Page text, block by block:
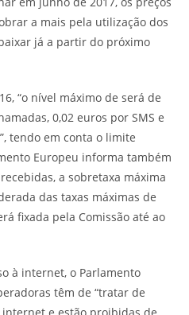
a mais pela utilização dos
já a partir do próximo
“o nível máximo de será de
0,02 euros por SMS e
tendo em conta o limite
Europeu informa também
a sobretaxa máxima
das taxas máximas de
fixada pela Comissão até ao
à internet, o Parlamento
têm de “tratar de